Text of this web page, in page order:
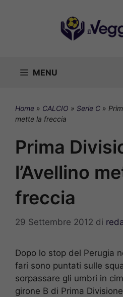
MENU
Home » CALCIO » Serie C »
mette la freccia
Prima
l’Avellino
freccia
29 Settembre 2012 di
Dopo lo stop del Perugia
fari sono puntati sulle
sorpassare gli umbri in
girone B di Prima